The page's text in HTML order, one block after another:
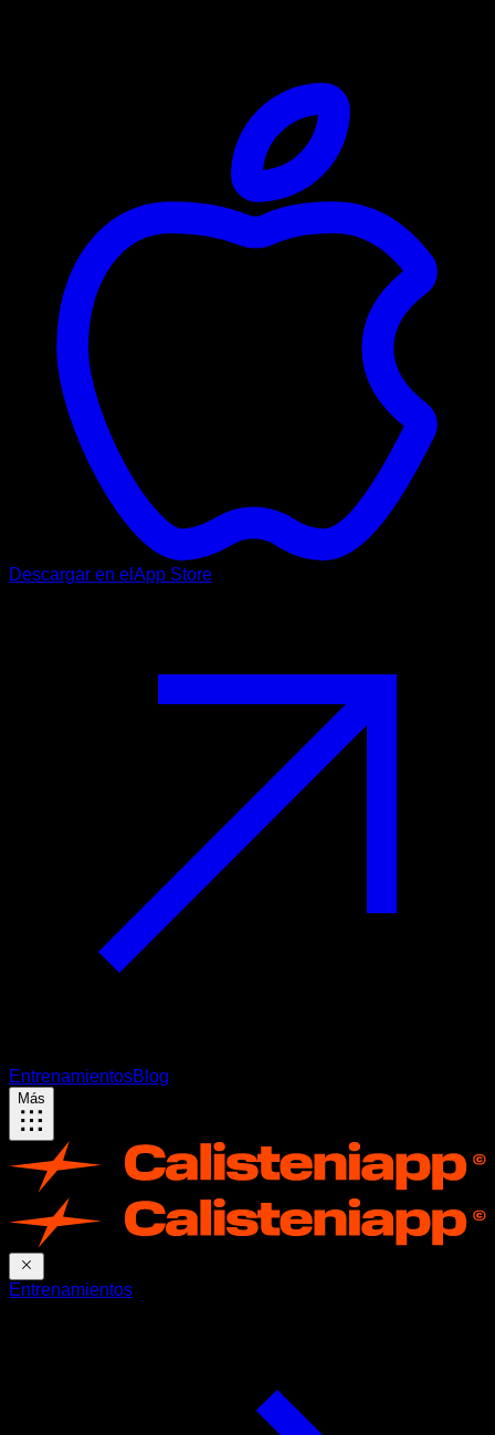
Descargar en el App Store
EntrenamientosBlog
Más
Entrenamientos